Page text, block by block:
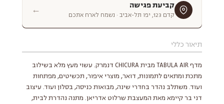
תיאור כללי
מדף TABULA AIR מבית CHICURA דנמרק. עשוי מעץ מלא בשילוב
מתכת ומתאים לתמונות, דואר, מוצרי איפור, תכשיטים, מפתחות
ועוד. משתלב נהדר בחדרי שינה, מבואות כניסה, בסלון ועוד. עיצוב
דני בר קיימא מאת המעצבת שרלוט אדריאן. מתנה נהדרת לבית,
קביעת פגישה
קדם 123, יפו תל-אביב · נשמח לארח אתכם ←